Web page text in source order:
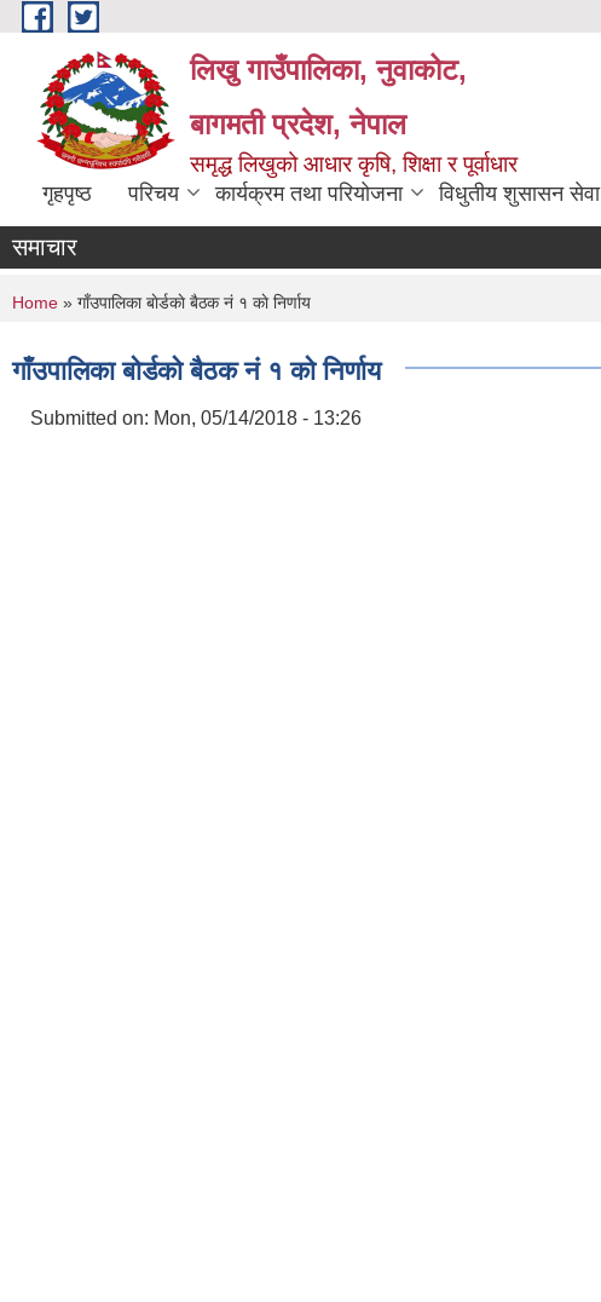
Skip to main content
लिखु गाउँपालिका, नुवाकोट,
बागमती प्रदेश, नेपाल
समृद्ध लिखुको आधार कृषि, शिक्षा र पूर्वाधार
गृहपृष्ठ परिचय कार्यक्रम तथा परियोजना विधुतीय शुसासन सेवा
समाचार
You are here
Home » गाँउपालिका बाेर्डकाे बैठक नं १ काे निर्णाय
गाँउपालिका बाेर्डकाे बैठक नं १ काे निर्णाय
Submitted on: Mon, 05/14/2018 - 13:26